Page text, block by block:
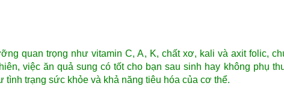
quan trọng như vitamin C, A, K, chất xơ, kali và axit folic,
việc ăn quả sung có tốt cho bạn sau sinh hay không phụ
trạng sức khỏe và khả năng tiêu hóa của cơ thể.